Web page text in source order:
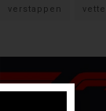
verstappen vettel